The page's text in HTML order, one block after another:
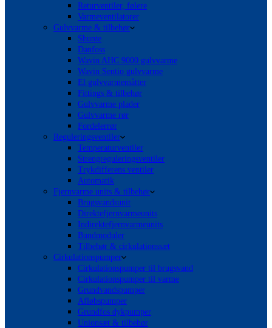
Returventiler, følere
Varmeventilatorer
Gulvvarme & tilbehør
Shunte
Danfoss
Wavin AHC 9000 gulvvarme
Wavin Sentio gulvvarme
El gulvvarmemåtter
Fittings & tilbehør
Gulvvarme plader
Gulvvarme rør
Fordelerrør
Reguleringsventiler
Temperaturventiler
Strengreguleringsventiler
Trykdifferens ventiler
Automatik
Fjernvarme units & tilbehør
Brugsvandsunit
Direktefjernvarmeunits
Indirektefjernvarmeunits
Bundmoduler
Tilbehør & cirkulationssæt
Cirkulationspumper
Cirkulationspumper til brugsvand
Cirkulationspumper til varme
Grundvandspumper
Afløbspumper
Grundfos dykpumper
Unionsæt & tilbehør